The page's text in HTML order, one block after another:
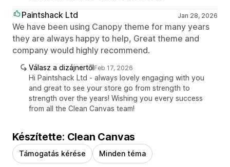
Paintshack Ltd Jan 28, 2026
We have been using Canopy theme for many years
they are always happy to help, Great theme and
company would highly recommend.
Válasz a dizájnertőlFeb 17, 2026
Hi Paintshack Ltd - always lovely engaging with you
and great to see your store go from strength to
strength over the years! Wishing you every success
from all the Clean Canvas team!
Készítette: Clean Canvas
Támogatás kérése Minden téma